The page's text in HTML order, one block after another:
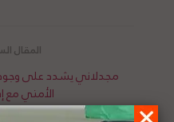
مجدلاني يشدد على
الأمني مع